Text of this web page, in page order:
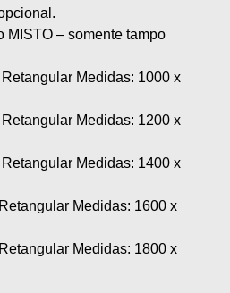
MISTO – somente tampo
Medidas: 1000 x
Medidas: 1200 x
Medidas: 1400 x
Medidas: 1600 x
Medidas: 1800 x